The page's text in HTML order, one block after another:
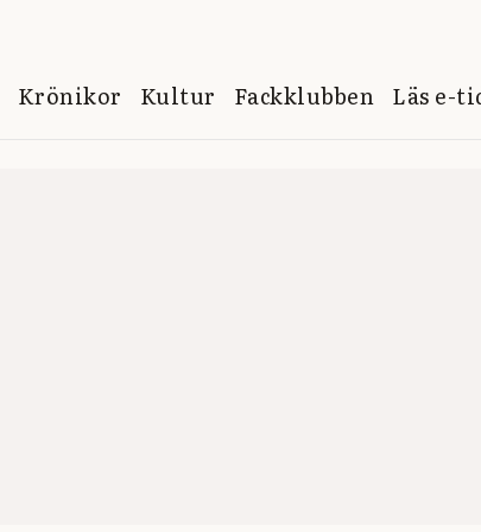
Krönikor Kultur Fackklubben Läs e-